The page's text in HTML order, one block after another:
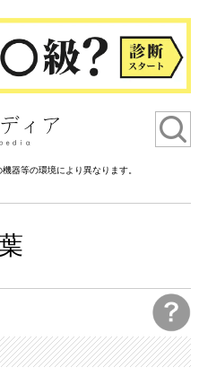
器等の環境により異なります。